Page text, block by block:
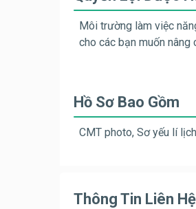
Môi trường làm việc
cho các bạn muốn nâng
Hồ Sơ Bao Gồm
CMT photo, Sơ yếu lí
Thông Tin Liên Hệ